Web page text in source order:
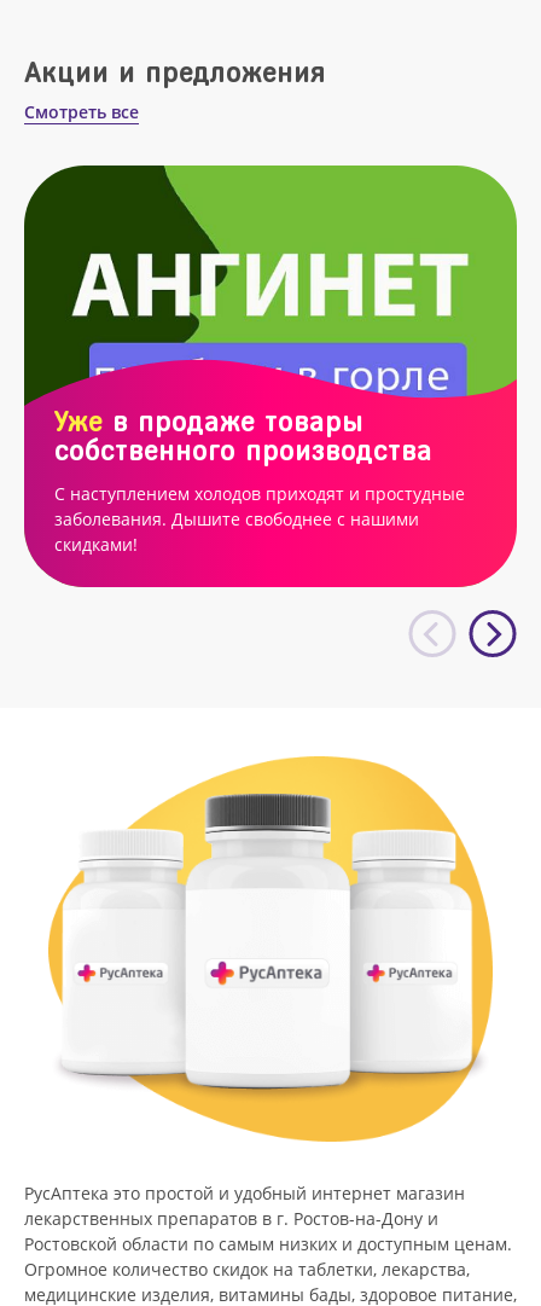
Акции и предложения
Смотреть все
Уже в продаже товары
собственного производства
С наступлением холодов приходят и простудные
заболевания. Дышите свободнее с нашими
скидками!
РусАптека это простой и удобный интернет магазин
лекарственных препаратов в г. Ростов-на-Дону и
Ростовской области по самым низких и доступным ценам.
Огромное количество скидок на таблетки, лекарства,
медицинские изделия, витамины бады, здоровое питание,